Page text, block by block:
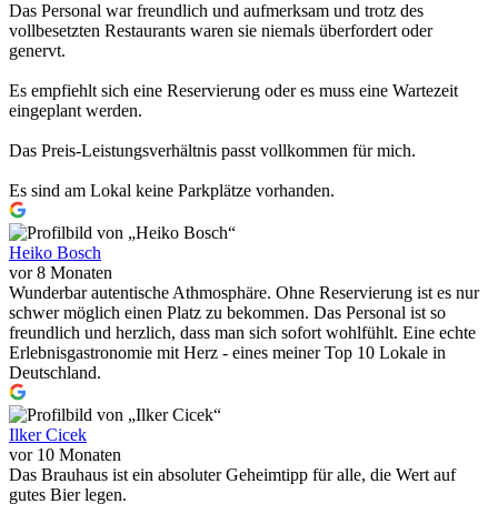
Das Personal war freundlich und aufmerksam und trotz des
vollbesetzten Restaurants waren sie niemals überfordert oder
genervt.
Es empfiehlt sich eine Reservierung oder es muss eine Wartezeit
eingeplant werden.
Das Preis-Leistungsverhältnis passt vollkommen für mich.
Es sind am Lokal keine Parkplätze vorhanden.
Heiko Bosch
vor 8 Monaten
Wunderbar autentische Athmosphäre. Ohne Reservierung ist es nur
schwer möglich einen Platz zu bekommen. Das Personal ist so
freundlich und herzlich, dass man sich sofort wohlfühlt. Eine echte
Erlebnisgastronomie mit Herz - eines meiner Top 10 Lokale in
Deutschland.
Ilker Cicek
vor 10 Monaten
Das Brauhaus ist ein absoluter Geheimtipp für alle, die Wert auf
gutes Bier legen.